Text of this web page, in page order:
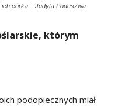
ich córka – Judyta Podeszwa
którym
podopiecznych miał